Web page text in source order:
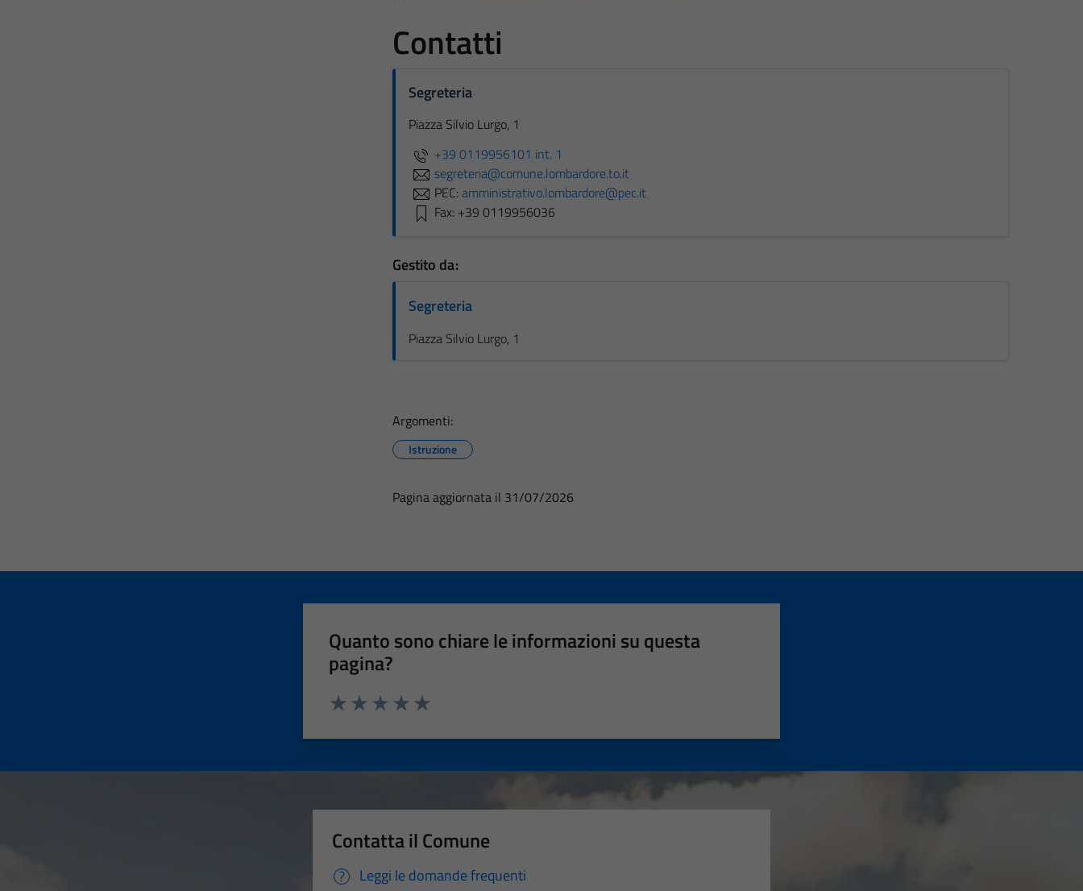
Contatti
Segreteria
Piazza Silvio Lurgo, 1
+39 0119956101 int. 1
segreteria@comune.lombardore.to.it
PEC: amministrativo.lombardore@pec.it
Fax: +39 0119956036
Gestito da:
Segreteria
Piazza Silvio Lurgo, 1
Argomenti:
Istruzione
Pagina aggiornata il 31/07/2026
Quanto sono chiare le informazioni su questa
pagina?
Contatta il Comune
Leggi le domande frequenti